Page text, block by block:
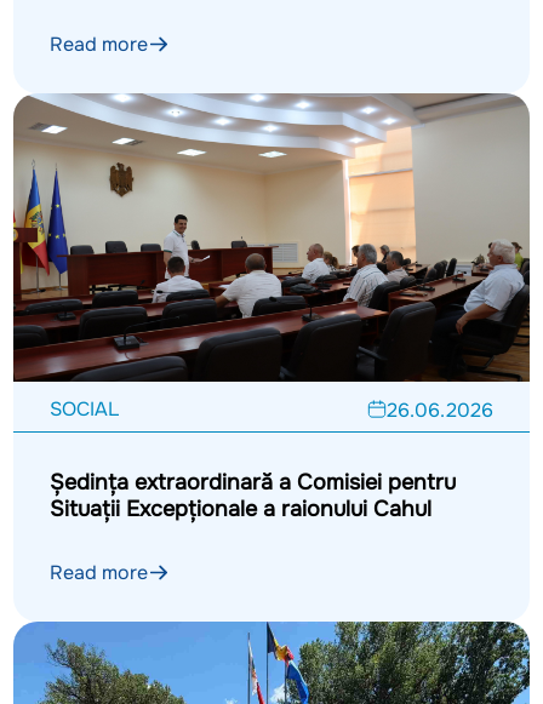
Read more
SOCIAL 26.06.2026
Ședința extraordinară a Comisiei pentru
Situații Excepționale a raionului Cahul
Read more